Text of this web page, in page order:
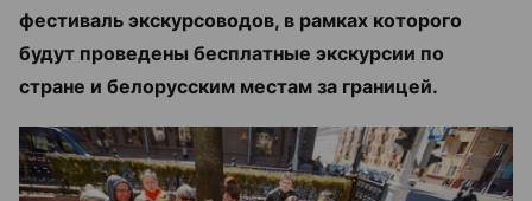
фестиваль экскурсоводов, в рамках которого
будут проведены бесплатные экскурсии по
стране и белорусским местам за границей.